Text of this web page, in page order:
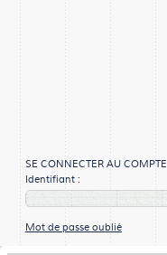
SE CONNECTER AU COMPTE
Identifiant :
Mot de passe oublié